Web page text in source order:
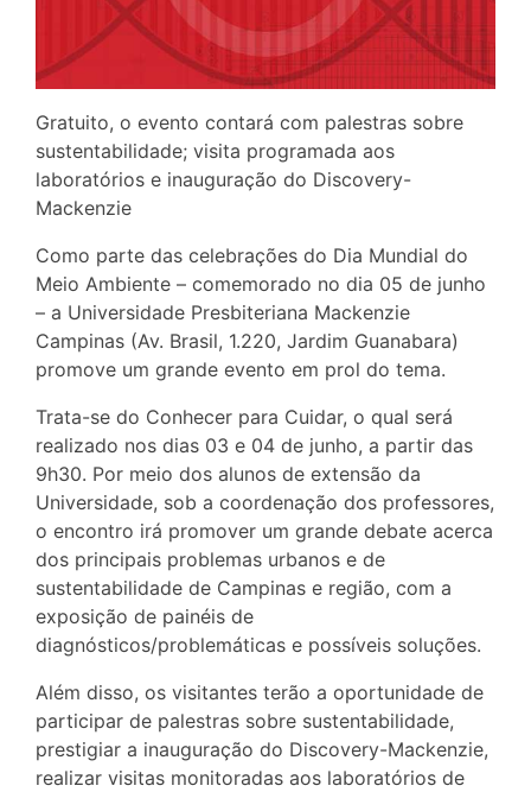
Gratuito, o evento contará com palestras sobre
sustentabilidade; visita programada aos
laboratórios e inauguração do Discovery-
Mackenzie
Como parte das celebrações do Dia Mundial do
Meio Ambiente – comemorado no dia 05 de junho
– a Universidade Presbiteriana Mackenzie
Campinas (Av. Brasil, 1.220, Jardim Guanabara)
promove um grande evento em prol do tema.
Trata-se do Conhecer para Cuidar, o qual será
realizado nos dias 03 e 04 de junho, a partir das
9h30. Por meio dos alunos de extensão da
Universidade, sob a coordenação dos professores,
o encontro irá promover um grande debate acerca
dos principais problemas urbanos e de
sustentabilidade de Campinas e região, com a
exposição de painéis de
diagnósticos/problemáticas e possíveis soluções.
Além disso, os visitantes terão a oportunidade de
participar de palestras sobre sustentabilidade,
prestigiar a inauguração do Discovery-Mackenzie,
realizar visitas monitoradas aos laboratórios de